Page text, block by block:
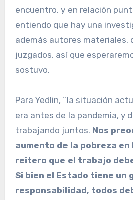
encuentro, y en relación
entiendo que hay una
además autores materiales,
juzgados, así que
sostuvo.
Para Yedlin, “la situación
era antes de la pandemia, y
trabajando juntos. Nos
aumento de la pobreza
reitero que el trabajo
Si bien el Estado tiene un
responsabilidad, todos